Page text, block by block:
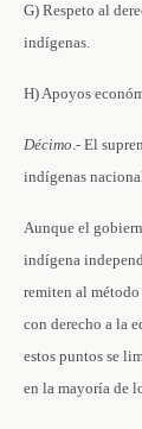
G) Respeto al
indígenas.
H) Apoyos
Décimo.- El
indígenas
Aunque el
indígena
remiten al
con derecho a la
estos puntos se
en la mayoría de